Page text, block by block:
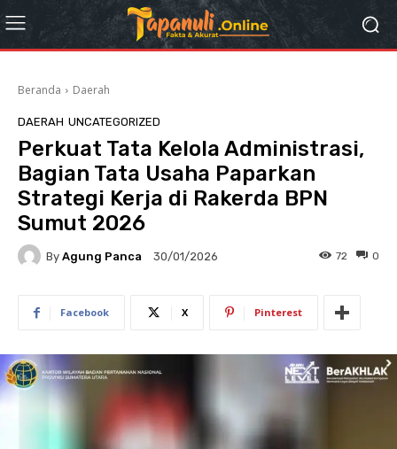
Beranda Daerah
DAERAH UNCATEGORIZED
Perkuat Tata Kelola Administrasi,
Bagian Tata Usaha Paparkan
Strategi Kerja di Rakerda BPN
Sumut 2026
By Agung Panca 30/01/2026 0
72
Facebook X Pinterest